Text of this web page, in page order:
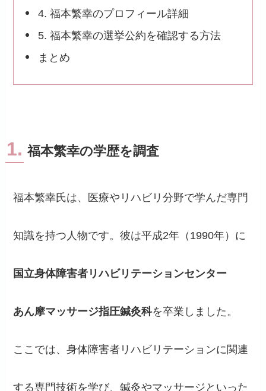
4. 福本繁幸のプロフィール詳細
5. 福本繁幸の選挙公約を確認する方法
まとめ
1. 福本繁幸の学歴を調査
福本繁幸氏は、医療やリハビリ分野で学んだ専門
知識を持つ人物です。彼は平成2年（1990年）に
国立身体障害者リハビリテーションセンター
あん摩マッサージ指圧鍼灸科を卒業しました。
ここでは、身体障害者リハビリテーションに関連
する専門技術を学び、鍼灸やマッサージといった